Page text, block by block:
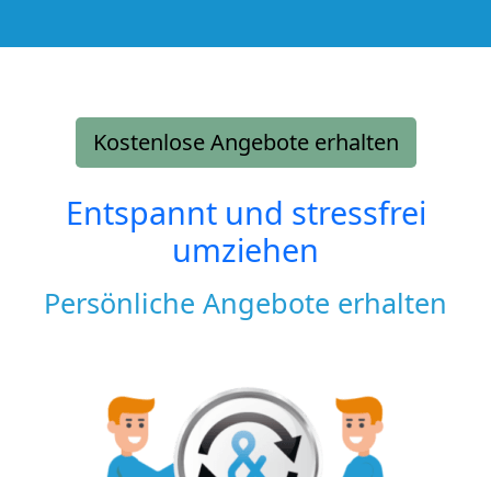
Kostenlose Angebote erhalten
Entspannt und stressfrei
umziehen
Persönliche Angebote erhalten